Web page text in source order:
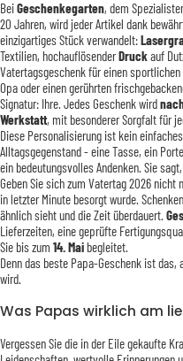
BeiGeschenkegarten, dem
20 Jahren, wird jeder Artikel dank
einzigartiges Stück verwandelt:
Textilien, hochauflösenderDruckauf
Vatertagsgeschenk für einen
Opa oder einen gerührten
Signatur: Ihre. Jedes Geschenk wird
Werkstatt, mit besonderer Sorgfalt für
Diese Personalisierung ist kein
Alltagsgegenstand - eine Tasse, ein
ein bedeutungsvolles Andenken. Sie
Geben Sie sich zum Vatertag 2026
in letzter Minute besorgt wurde.
ähnlich sieht und die Zeit überdauert.
Lieferzeiten, eine geprüfte
Sie bis zum 14. Mai begleitet.
Denn das beste Papa-Geschenk ist
wird.
Was Papas wirklich am
Vergessen Sie die in der Eile gekaufte